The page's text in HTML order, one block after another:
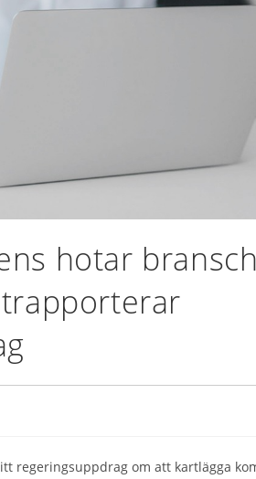
hotar
regeringsuppdrag om att kartlägga